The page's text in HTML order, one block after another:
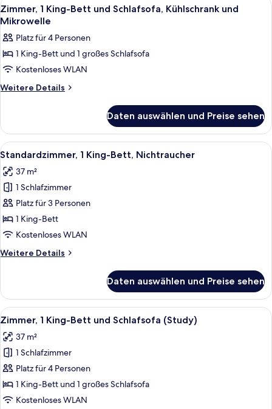
bar)
anzeigen
Nichtraucher,
Kühlschrank
Mikrowelle
(Wet
Fotos
für
Zimmer,
1 King-
Bett
und
und
Mikrowelle
anzeigen
8
Zimmer, 1 King-Bett und Schlafsofa, Kühlschrank und
Mikrowelle
Platz für 4 Personen
1 King-Bett und 1 großes Schlafsofa
Kostenloses WLAN
Weitere Details
Weitere
1 King-
Bett
und
Kühlschrank
und
Mikrowelle
Daten auswählen und Preise sehen
Alle
Fotos
für
Standardzimmer,
1 King-
Bett,
Nichtraucher
Ein Hotelzimmer mit Bett,
4
Standardzimmer, 1 King-Bett, Nichtraucher
37 m²
1 Schlafzimmer
Platz für 3 Personen
1 King-Bett
Kostenloses WLAN
Weitere Details
Weitere
1 King-
Bett,
Nichtraucher
Daten auswählen und Preise sehen
Alle
Fotos
für
Zimmer,
1 King-
Bett
und
Ein Hotelzimmer mit Bett,
6
Zimmer, 1 King-Bett und Schlafsofa (Study)
37 m²
1 Schlafzimmer
Platz für 4 Personen
1 King-Bett und 1 großes Schlafsofa
Kostenloses WLAN